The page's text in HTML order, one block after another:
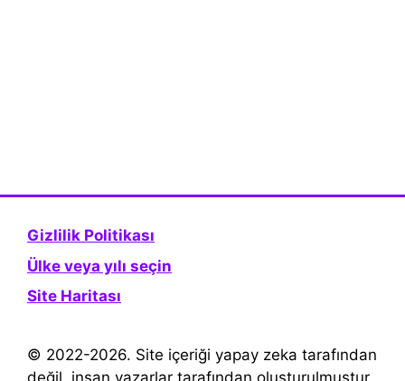
Gizlilik Politikası
Ülke veya yılı seçin
Site Haritası
© 2022-2026. Site içeriği yapay zeka tarafından
değil, insan yazarlar tarafından oluşturulmuştur.